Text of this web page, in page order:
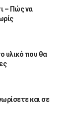
– Πώς να
υλικό που θα
και σε